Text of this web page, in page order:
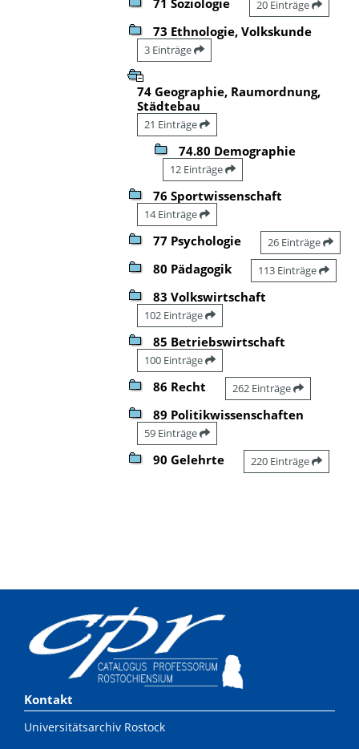
20 Einträge
73 Ethnologie, Volkskunde
3 Einträge
74 Geographie, Raumordnung,
Städtebau
21 Einträge
74.80 Demographie
12 Einträge
76 Sportwissenschaft
14 Einträge
77 Psychologie 26 Einträge
80 Pädagogik 113 Einträge
83 Volkswirtschaft
102 Einträge
85 Betriebswirtschaft
100 Einträge
86 Recht 262 Einträge
89 Politikwissenschaften
59 Einträge
90 Gelehrte 220 Einträge
Kontakt
Universitätsarchiv Rostock